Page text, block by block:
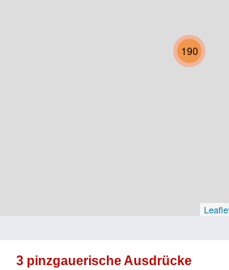
Vorarlberg
190
3 pinzgauerische Ausdrücke